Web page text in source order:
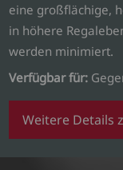
eine großflächige,
in höhere
werden minimiert.
Verfügbar für:
Weitere Details